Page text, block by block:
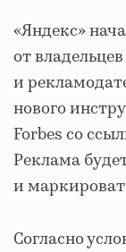
«Яндекс»
от
и
нового
Forbes со
Реклама
и
Согласно